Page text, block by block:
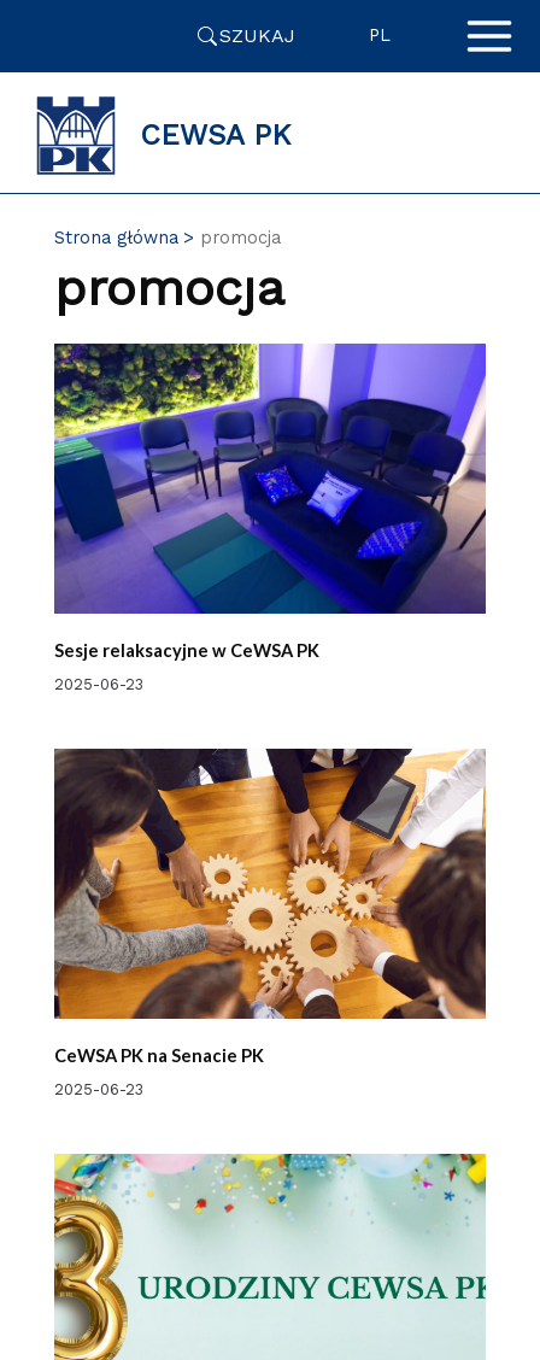
SZUKAJ PL
CEWSA PK
Strona główna promocja
promocja
Sesje relaksacyjne w CeWSA PK
2025-06-23
CeWSA PK na Senacie PK
2025-06-23